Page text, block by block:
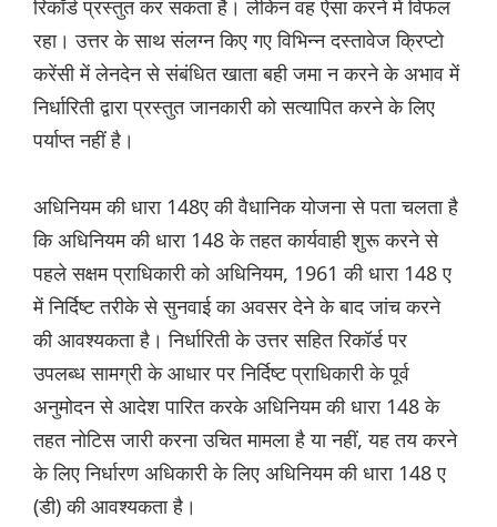
रिकॉर्ड प्रस्तुत कर सकता है। लेकिन वह ऐसा करने में विफल
रहा। उत्तर के साथ संलग्न किए गए विभिन्न दस्तावेज क्रिप्टो
करेंसी में लेनदेन से संबंधित खाता बही जमा न करने के अभाव में
निर्धारिती द्वारा प्रस्तुत जानकारी को सत्यापित करने के लिए
पर्याप्त नहीं है।
अधिनियम की धारा 148ए की वैधानिक योजना से पता चलता है
कि अधिनियम की धारा 148 के तहत कार्यवाही शुरू करने से
पहले सक्षम प्राधिकारी को अधिनियम, 1961 की धारा 148 ए
में निर्दिष्ट तरीके से सुनवाई का अवसर देने के बाद जांच करने
की आवश्यकता है। निर्धारिती के उत्तर सहित रिकॉर्ड पर
उपलब्ध सामग्री के आधार पर निर्दिष्ट प्राधिकारी के पूर्व
अनुमोदन से आदेश पारित करके अधिनियम की धारा 148 के
तहत नोटिस जारी करना उचित मामला है या नहीं, यह तय करने
के लिए निर्धारण अधिकारी के लिए अधिनियम की धारा 148 ए
(डी) की आवश्यकता है।